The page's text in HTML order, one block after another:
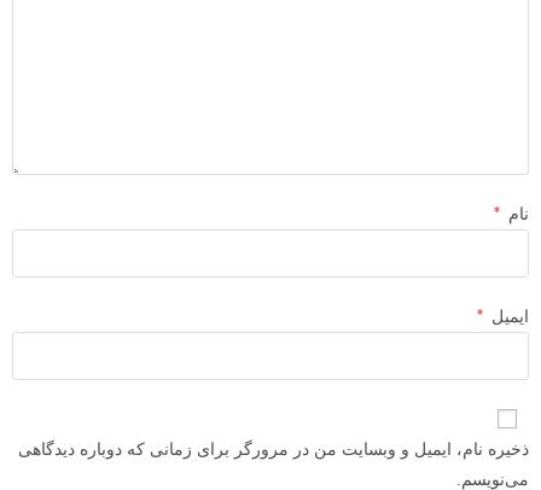
نام *
ایمیل *
ذخیره نام، ایمیل و وبسایت من در مرورگر برای زمانی که دوباره دیدگاهی
می‌نویسم.